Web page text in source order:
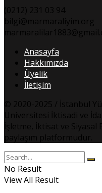
(0212) 231 03 94
bilgi@marmaraliyim.org
Anasayfa
Hakkımızda
Üyelik
İletişim
© 2020-2025 / İstanbul
Üniversitesi İktisadi ve
İşletme, İktisat ve
paylaşım platformudur.
No Result
View All Result